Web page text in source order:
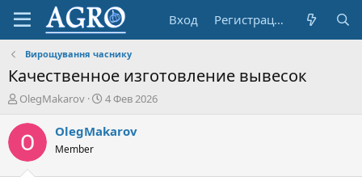
Вход Регистрация
Вирощування часнику
Качественное изготовление вывесок
А
т
о
р
OlegMakarov
Д
т
4 Фев 2026
OlegMakarov
Member